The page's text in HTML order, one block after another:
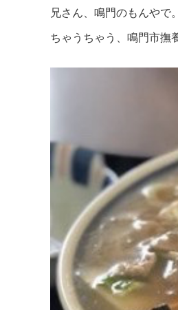
兄さん、鳴門のもんやで
ちゃうちゃう、鳴門市撫